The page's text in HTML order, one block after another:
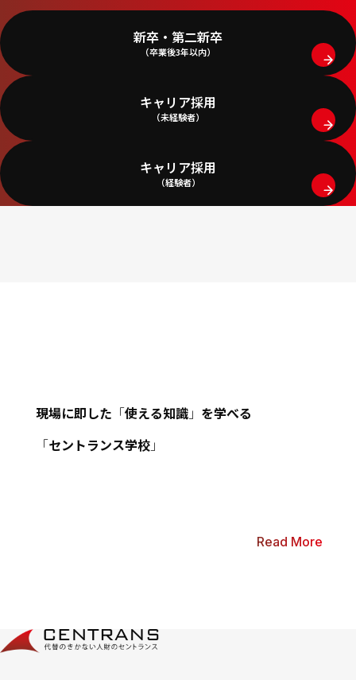
新卒・第二新卒
（卒業後3年以内）
キャリア採用
（未経験者）
キャリア採用
（経験者）
現場に即した 「使える知識 」 を学べる
「セントランス学校 」
Read More